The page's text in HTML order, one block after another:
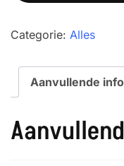
Categorie: Alles
Aanvullende